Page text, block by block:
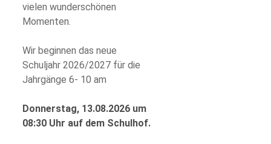
vielen wunderschönen
Momenten.
Wir beginnen das neue
Schuljahr 2026/2027 für die
Jahrgänge 6- 10 am
Donnerstag, 13.08.2026 um
08:30 Uhr auf dem Schulhof.